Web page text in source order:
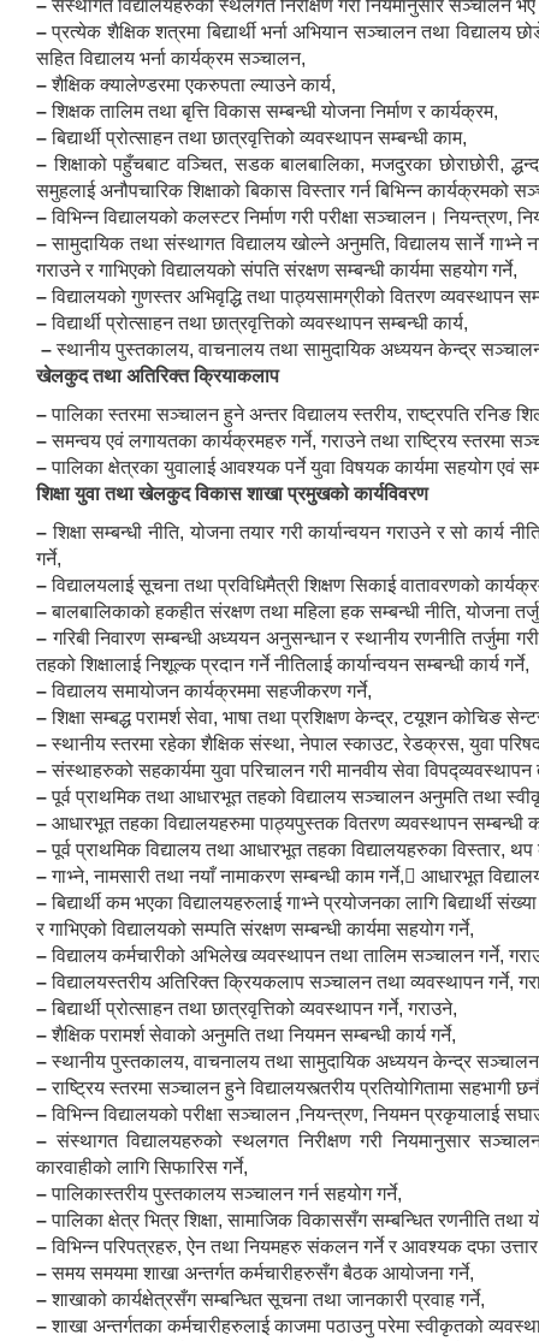
–संस्थागत विद्यालयहरुको स्थलगत निरीक्षण गरी नियमानुसार सञ्चालन
–प्रत्येक शैक्षिक शत्रमा बिद्यार्थी भर्ना अभियान सञ्चालन तथा विद्यालय
सहित विद्यालय भर्ना कार्यक्रम सञ्चालन,
–शैक्षिक क्यालेण्डरमा एकरुपता ल्याउने कार्य,
–शिक्षक तालिम तथा बृत्ति विकास सम्बन्धी योजना निर्माण र कार्यक्रम,
–बिद्यार्थी प्रोत्साहन तथा छात्रवृत्तिको व्यवस्थापन सम्बन्धी काम,
–शिक्षाको पहुँचबाट वञ्चित, सडक बालबालिका, मजदुरका छोराछोरी,
समुहलाई अनौपचारिक शिक्षाको बिकास विस्तार गर्न बिभिन्न कार्यक्रमको
–विभिन्न विद्यालयको कलस्टर निर्माण गरी परीक्षा सञ्चालन। नियन्त्रण,
–सामुदायिक तथा संस्थागत विद्यालय खोल्ने अनुमति, विद्यालय सार्ने गाभ्ने
गराउने र गाभिएको विद्यालयको संपति संरक्षण सम्बन्धी कार्यमा सहयोग गर्ने,
–विद्यालयको गुणस्तर अभिवृद्धि तथा पाठ्यसामग्रीको वितरण व्यवस्थापन
–विद्यार्थी प्रोत्साहन तथा छात्रवृत्तिको व्यवस्थापन सम्बन्धी कार्य,
–स्थानीय पुस्तकालय, वाचनालय तथा सामुदायिक अध्ययन केन्द्र सञ्चालन
खेलकुद तथा अतिरिक्त क्रियाकलाप
–पालिका स्तरमा सञ्चालन हुने अन्तर विद्यालय स्तरीय, राष्ट्रपति रनिङ
–समन्वय एवं लगायतका कार्यक्रमहरु गर्ने, गराउने तथा राष्ट्रिय स्तरमा
–पालिका क्षेत्रका युवालाई आवश्यक पर्ने युवा विषयक कार्यमा सहयोग एवं
शिक्षा युवा तथा खेलकुद विकास शाखा प्रमुखको कार्यविवरण
–शिक्षा सम्बन्धी नीति, योजना तयार गरी कार्यान्वयन गराउने र सो
गर्ने,
–विद्यालयलाई सूचना तथा प्रविधिमैत्री शिक्षण सिकाई वातावरणको
–बालबालिकाको हकहीत संरक्षण तथा महिला हक सम्बन्धी नीति, योजना
–गरिबी निवारण सम्बन्धी अध्ययन अनुसन्धान र स्थानीय रणनीति तर्जुमा
तहको शिक्षालाई निशूल्क प्रदान गर्ने नीतिलाई कार्यान्वयन सम्बन्धी कार्य गर्ने,
–विद्यालय समायोजन कार्यक्रममा सहजीकरण गर्ने,
–शिक्षा सम्बद्ध परामर्श सेवा, भाषा तथा प्रशिक्षण केन्द्र, टयूशन कोचिङ
–स्थानीय स्तरमा रहेका शैक्षिक संस्था, नेपाल स्काउट, रेडक्रस, युवा परिषद्
–संस्थाहरुको सहकार्यमा युवा परिचालन गरी मानवीय सेवा विपद्व्यवस्थापन
–पूर्व प्राथमिक तथा आधारभूत तहको विद्यालय सञ्चालन अनुमति तथा
– आधारभूत तहका विद्यालयहरुमा पाठ्यपुस्तक वितरण व्यवस्थापन सम्बन्धी
–पूर्व प्राथमिक विद्यालय तथा आधारभूत तहका विद्यालयहरुका विस्तार, थप
–गाभ्ने, नामसारी तथा नयाँ नामाकरण सम्बन्धी काम गर्ने, आधारभूत
–बिद्यार्थी कम भएका विद्यालयहरुलाई गाभ्ने प्रयोजनका लागि
र गाभिएको विद्यालयको सम्पति संरक्षण सम्बन्धी कार्यमा सहयोग गर्ने,
–विद्यालय कर्मचारीको अभिलेख व्यवस्थापन तथा तालिम सञ्चालन गर्ने,
–विद्यालयस्तरीय अतिरिक्त क्रियकलाप सञ्चालन तथा व्यवस्थापन गर्ने,
–बिद्यार्थी प्रोत्साहन तथा छात्रवृत्तिको व्यवस्थापन गर्ने, गराउने,
–शैक्षिक परामर्श सेवाको अनुमति तथा नियमन सम्बन्धी कार्य गर्ने,
–स्थानीय पुस्तकालय, वाचनालय तथा सामुदायिक अध्ययन केन्द्र सञ्चालन
–राष्ट्रिय स्तरमा सञ्चालन हुने विद्यालयस्त्तरीय प्रतियोगितामा सहभागी
–विभिन्न विद्यालयको परीक्षा सञ्चालन ,नियन्त्रण, नियमन प्रकृयालाई
–संस्थागत विद्यालयहरुको स्थलगत निरीक्षण गरी नियमानुसार
कारवाहीको लागि सिफारिस गर्ने,
–पालिकास्तरीय पुस्तकालय सञ्चालन गर्न सहयोग गर्ने,
–पालिका क्षेत्र भित्र शिक्षा, सामाजिक विकाससँग सम्बन्धित रणनीति
–विभिन्न परिपत्रहरु, ऐन तथा नियमहरु संकलन गर्ने र आवश्यक दफा उत्तार
–समय समयमा शाखा अन्तर्गत कर्मचारीहरुसँग बैठक आयोजना गर्ने,
–शाखाको कार्यक्षेत्रसँग सम्बन्धित सूचना तथा जानकारी प्रवाह गर्ने,
–शाखा अन्तर्गतका कर्मचारीहरुलाई काजमा पठाउनु परेमा स्वीकृतको